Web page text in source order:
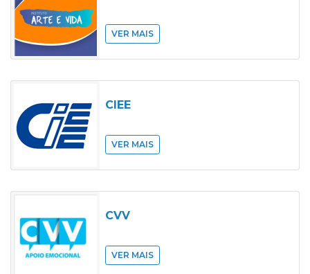
VER MAIS
CIEE
VER MAIS
CVV
VER MAIS